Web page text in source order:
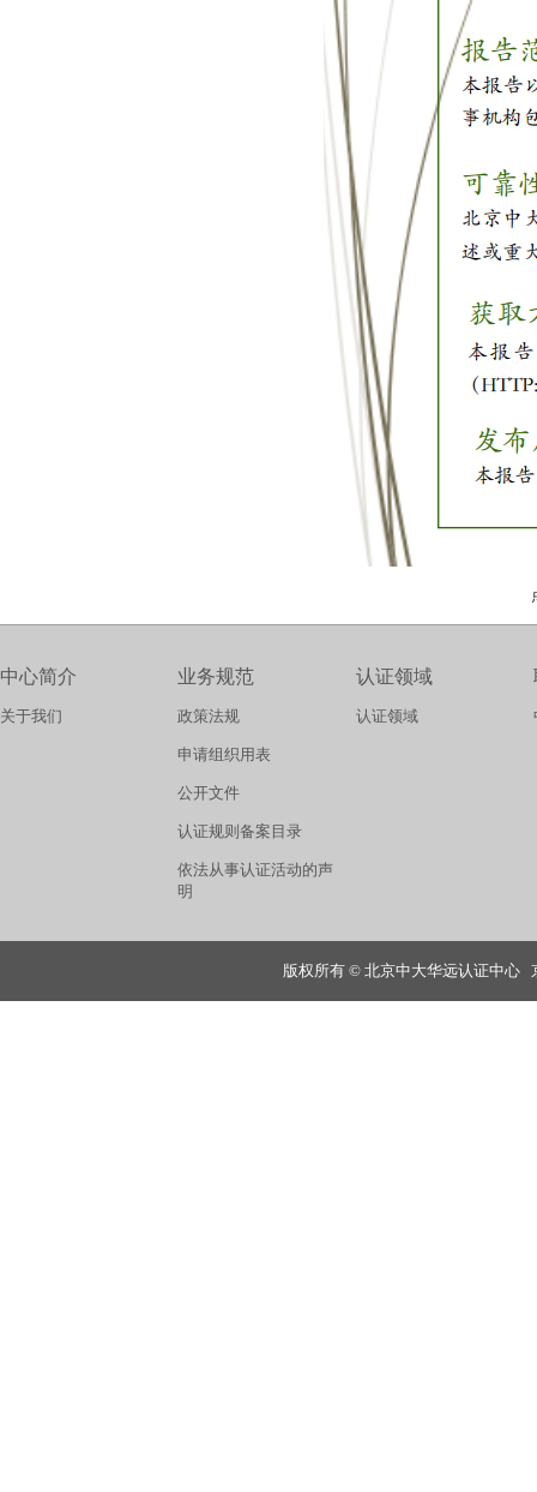
中心简介
关于我们
业务规范
政策法规
申请组织用表
公开文件
认证规则备案目录
依法从事认证活动的声
明
认证领域
认证领域
版权所有 © 北京中大华远认证中心